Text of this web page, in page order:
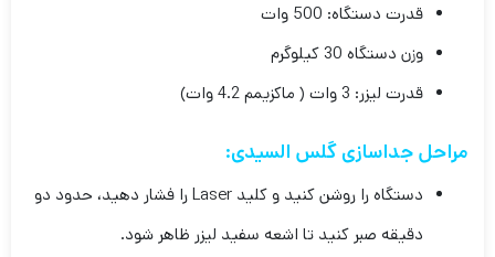
قدرت دستگاه: 500 وات
وزن دستگاه 30 کیلوگرم
قدرت لیزر: 3 وات ( ماکزیمم 4.2 وات)
مراحل جداسازی گلس السیدی:
دستگاه را روشن کنید و کلید Laser را فشار دهید، حدود دو
دقیقه صبر کنید تا اشعه سفید لیزر ظاهر شود.